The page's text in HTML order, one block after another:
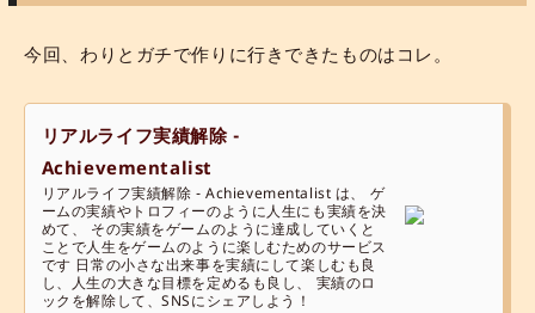
今回、わりとガチで作りに行きできたものはコレ。
リアルライフ実績解除 -
Achievementalist
リアルライフ実績解除 - Achievementalist は、 ゲ
ームの実績やトロフィーのように人生にも実績を決
めて、 その実績をゲームのように達成していくと
ことで人生をゲームのように楽しむためのサービス
です 日常の小さな出来事を実績にして楽しむも良
し、人生の大きな目標を定めるも良し、 実績のロ
ックを解除して、SNSにシェアしよう！